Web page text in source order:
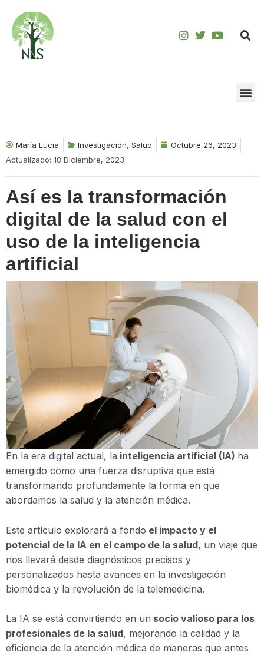
Saltar
contenido
María Lucia Investigación, Salud
Octubre 26, 2023
Actualizado: 18 Diciembre, 2023
Así es la transformación
digital de la salud con el
uso de la inteligencia
artificial
En la era digital actual, la inteligencia artificial (IA) ha
emergido como una fuerza disruptiva que está
transformando profundamente la forma en que
abordamos la salud y la atención médica.
Este artículo explorará a fondo el impacto y el
potencial de la IA en el campo de la salud, un viaje que
nos llevará desde diagnósticos precisos y
personalizados hasta avances en la investigación
biomédica y la revolución de la telemedicina.
La IA se está convirtiendo en un socio valioso para los
profesionales de la salud, mejorando la calidad y la
eficiencia de la atención médica de maneras que antes